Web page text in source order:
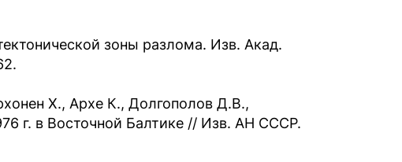
зоны разлома. Изв. Акад.
Х., Архе К., Долгополов Д.В.,
г. в Восточной Балтике // Изв. АН СССР.